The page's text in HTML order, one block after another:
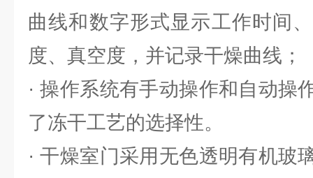
曲线和数字形式显示工作时间
度、真空度，并记录干燥曲线；
· 操作系统有手动操作和自动操
了冻干工艺的选择性。
· 干燥室门采用无色透明有机玻